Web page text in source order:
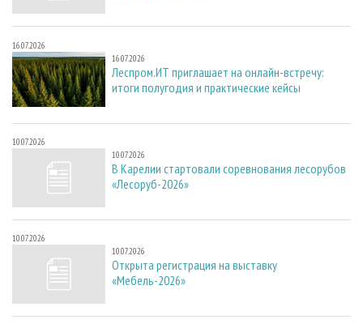
16.07.2026
16.07.2026
Леспром.ИТ приглашает на онлайн-встречу:
итоги полугодия и практические кейсы
10.07.2026
10.07.2026
В Карелии стартовали соревнования лесорубов
«Лесоруб-2026»
10.07.2026
10.07.2026
Открыта регистрация на выставку
«Мебель-2026»